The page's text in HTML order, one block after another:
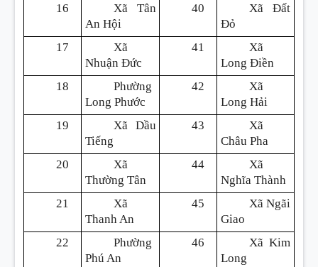
16
Xã Tân
An Hội
40
Xã Đất
Đỏ
17
Xã
Nhuận Đức
41
Xã
Long Điền
18
Phường
Long Phước
42
Xã
Long Hải
19
Xã Dầu
Tiếng
43
Xã
Châu Pha
20
Xã
Thường Tân
44
Xã
Nghĩa Thành
21
Xã
Thanh An
45
Xã Ngãi
Giao
22
Phường
Phú An
46
Xã Kim
Long